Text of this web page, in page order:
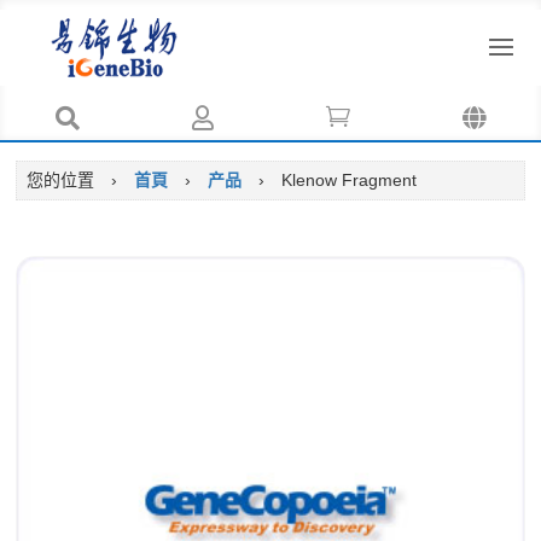
   
您的位置 › 首頁 › 产品 › Klenow Fragment